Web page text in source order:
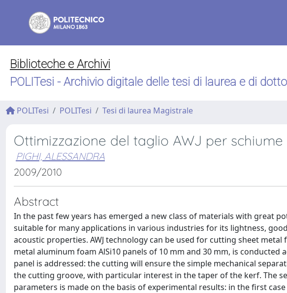
Biblioteche e Archivi
POLITesi - Archivio digitale delle tesi di laurea e di
POLITesi POLITesi Tesi di laurea Magistrale
Ottimizzazione del taglio AWJ per
PIGHI, ALESSANDRA
2009/2010
Abstract
In the past few years has emerged a new class of materials with great
suitable for many applications in various industries for its lightness,
acoustic properties. AWJ technology can be used for cutting sheet
metal aluminum foam AlSi10 panels of 10 mm and 30 mm, is
panel is addressed: the cutting will ensure the simple mechanical
the cutting groove, with particular interest in the taper of the kerf. The
parameters is made on the basis of experimental results: in the first